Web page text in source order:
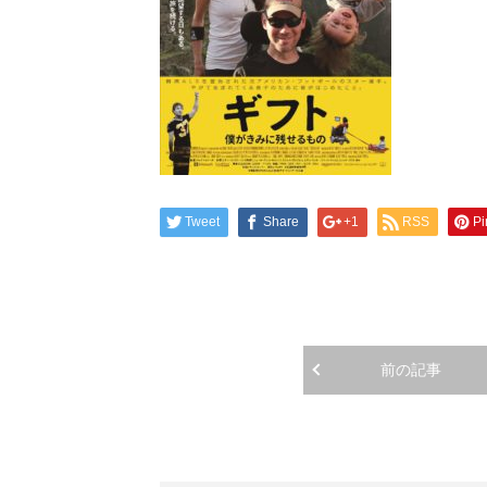
Tweet Share +1 RSS
前の記事